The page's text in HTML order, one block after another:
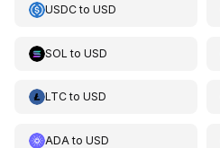
USDCto USD
SOL to USD
LTCto USD
ADA to USD